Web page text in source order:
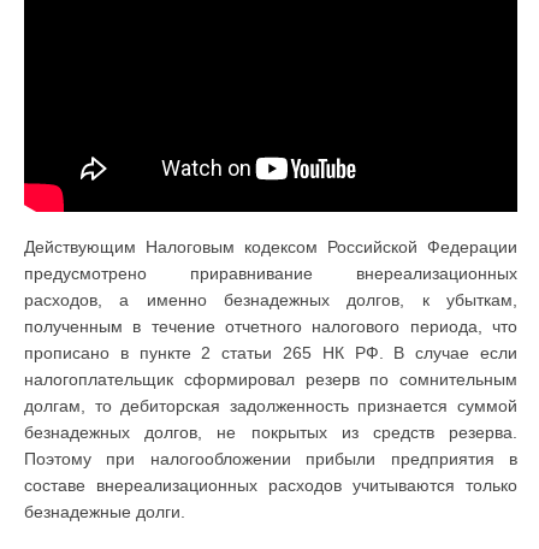
Действующим Налоговым кодексом Российской Федерации
предусмотрено приравнивание внереализационных
расходов, а именно безнадежных долгов, к убыткам,
полученным в течение отчетного налогового периода, что
прописано в пункте 2 статьи 265 НК РФ. В случае если
налогоплательщик сформировал резерв по сомнительным
долгам, то дебиторская задолженность признается суммой
безнадежных долгов, не покрытых из средств резерва.
Поэтому при налогообложении прибыли предприятия в
составе внереализационных расходов учитываются только
безнадежные долги.